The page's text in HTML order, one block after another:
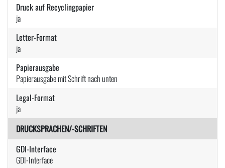
Druck auf Recyclingpapier
ja
Letter-Format
ja
Papierausgabe
Papierausgabe mit Schrift nach unten
Legal-Format
ja
DRUCKSPRACHEN/-SCHRIFTEN
GDI-Interface
GDI-Interface